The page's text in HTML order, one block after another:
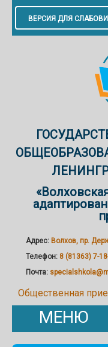
ВЕРСИЯ ДЛЯ
Адрес: Волхов, пр.
Телефон: 8 (81363) 7-
Почта:
Общественная
МЕНЮ